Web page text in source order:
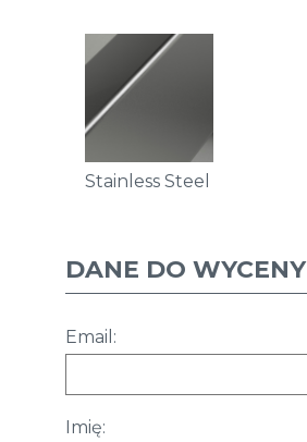
Stainless Steel
DANE DO WYCENY
Email:
Imię: